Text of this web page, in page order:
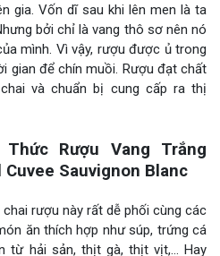
gia. Vốn dĩ sau khi lên men là ta
bởi chỉ là vang thô sơ nên nó
mình. Vì vậy, rượu được ủ trong
gian để chín muồi. Rượu đạt chất
và chuẩn bị cung cấp ra thị
Rượu Vang Trắng
Sauvignon Blanc
rượu này rất dễ phối cùng các
ăn thích hợp như súp, trứng cá
từ hải sản, thịt gà, thịt vịt,… Hay